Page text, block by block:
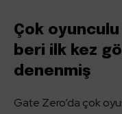
Çok oyunculu
beri ilk kez
denenmiş
Gate Zero’da çok